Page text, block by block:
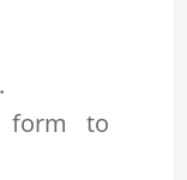
form to